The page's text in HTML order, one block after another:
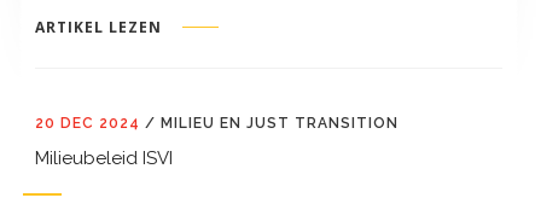
ARTIKEL LEZEN
20 DEC 2024 / MILIEU EN JUST TRANSITION
Milieubeleid ISVI